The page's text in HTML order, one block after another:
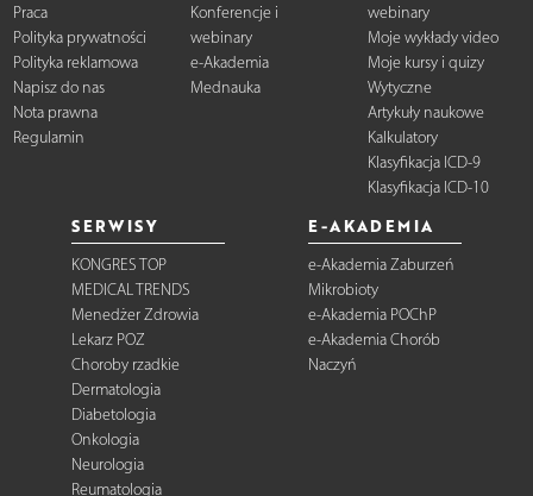
Praca
Polityka prywatności
Polityka reklamowa
Napisz do nas
Nota prawna
Regulamin
Konferencje i
webinary
e-Akademia
Mednauka
webinary
Moje wykłady video
Moje kursy i quizy
Wytyczne
Artykuły naukowe
Kalkulatory
Klasyfikacja ICD-9
Klasyfikacja ICD-10
SERWISY
KONGRES TOP
MEDICAL TRENDS
Menedżer Zdrowia
Lekarz POZ
Choroby rzadkie
Dermatologia
Diabetologia
Onkologia
Neurologia
Reumatologia
E-AKADEMIA
e-Akademia Zaburzeń
Mikrobioty
e-Akademia POChP
e-Akademia Chorób
Naczyń